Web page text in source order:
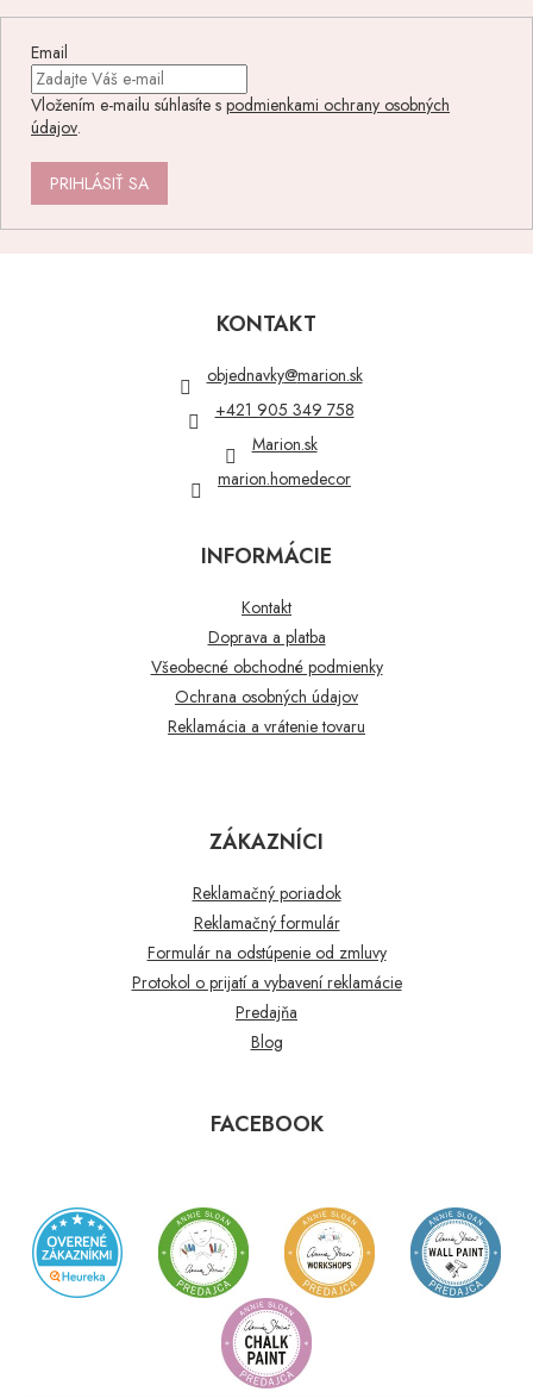
Email
Vložením e-mailu súhlasíte s podmienkami ochrany osobných
údajov.
PRIHLÁSIŤ SA
KONTAKT
objednavky@marion.sk
+421 905 349 758
Marion.sk
marion.homedecor
INFORMÁCIE
Kontakt
Doprava a platba
Všeobecné obchodné podmienky
Ochrana osobných údajov
Reklamácia a vrátenie tovaru
ZÁKAZNÍCI
Reklamačný poriadok
Reklamačný formulár
Formulár na odstúpenie od zmluvy
Protokol o prijatí a vybavení reklamácie
Predajňa
Blog
FACEBOOK